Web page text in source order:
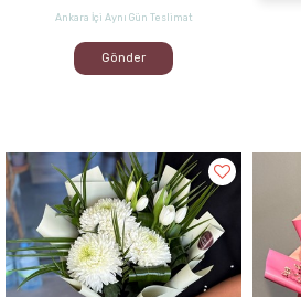
Ankara İçi Aynı Gün Teslimat
Gönder